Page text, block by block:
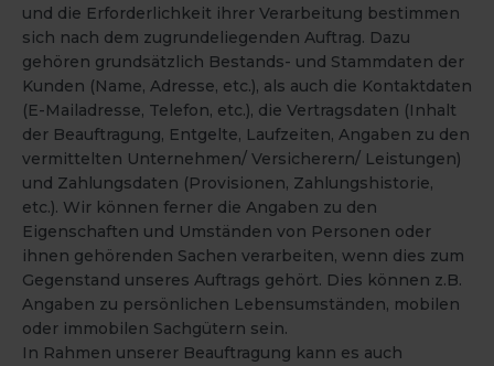
und die Erforderlichkeit ihrer Verarbeitung bestimmen
sich nach dem zugrundeliegenden Auftrag. Dazu
gehören grundsätzlich Bestands- und Stammdaten der
Kunden (Name, Adresse, etc.), als auch die Kontaktdaten
(E-Mailadresse, Telefon, etc.), die Vertragsdaten (Inhalt
der Beauftragung, Entgelte, Laufzeiten, Angaben zu den
vermittelten Unternehmen/ Versicherern/ Leistungen)
und Zahlungsdaten (Provisionen, Zahlungshistorie,
etc.). Wir können ferner die Angaben zu den
Eigenschaften und Umständen von Personen oder
ihnen gehörenden Sachen verarbeiten, wenn dies zum
Gegenstand unseres Auftrags gehört. Dies können z.B.
Angaben zu persönlichen Lebensumständen, mobilen
oder immobilen Sachgütern sein.
In Rahmen unserer Beauftragung kann es auch